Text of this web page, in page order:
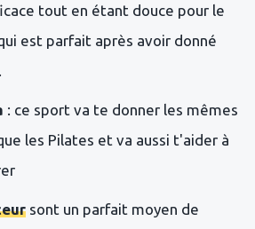
tout en étant douce pour le
est parfait après avoir donné
: ce sport va te donner les mêmes
les Pilates et va aussi t'aider à
sont un parfait moyen de